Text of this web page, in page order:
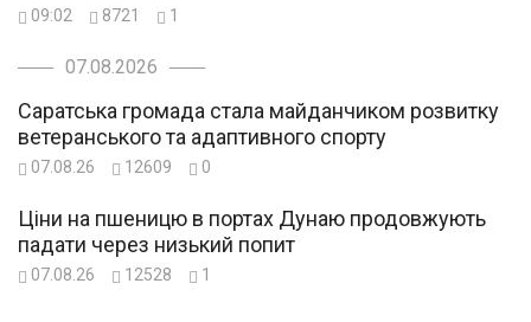
09:02 8721 1
07.08.2026
Саратська громада стала майданчиком розвитку
ветеранського та адаптивного спорту
07.08.26 12609 0
Ціни на пшеницю в портах Дунаю продовжують
падати через низький попит
07.08.26 12528 1